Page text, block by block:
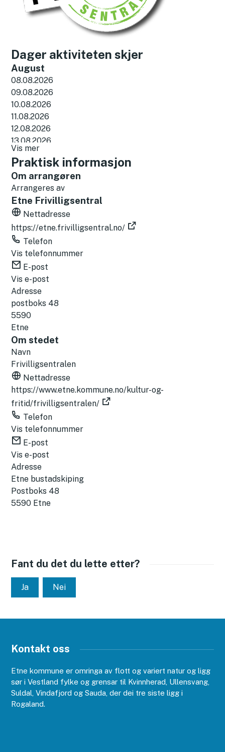
l
(
.
i
c
s
)
Dager aktiviteten skjer
August
08.08.2026
09.08.2026
10.08.2026
11.08.2026
12.08.2026
13.08.2026
14.08.2026
15.08.2026
16.08.2026
17.08.2026
18.08.2026
19.08.2026
20.08.2026
21.08.2026
22.08.2026
23.08.2026
24.08.2026
25.08.2026
26.08.2026
27.08.2026
28.08.2026
29.08.2026
30.08.2026
31.08.2026
September
01.09.2026
02.09.2026
03.09.2026
04.09.2026
05.09.2026
06.09.2026
07.09.2026
08.09.2026
09.09.2026
10.09.2026
11.09.2026
16.09.2026
17.09.2026
18.09.2026
19.09.2026
23.09.2026
25.09.2026
26.09.2026
27.09.2026
28.09.2026
Vis mer
Praktisk informasjon
Om arrangøren
Arrangeres av
Etne Frivilligsentral
Nettadresse
https://etne.frivilligsentral.no/
Telefon
Vis telefonnummer
E-post
Vis e-post
Adresse
postboks 48
5590
Etne
Om stedet
Navn
Frivilligsentralen
Nettadresse
https://www.etne.kommune.no/kultur-og-
fritid/frivilligsentralen/
Telefon
Vis telefonnummer
E-post
Vis e-post
Adresse
Etne bustadskiping
Postboks 48
5590 Etne
Fant du det du lette etter?
Ja Nei
Kontakt oss
Etne kommune er omringa av flott og variert natur og ligg
sør i Vestland fylke og grensar til Kvinnherad, Ullensvang,
Suldal, Vindafjord og Sauda, der dei tre siste ligg i
Rogaland.